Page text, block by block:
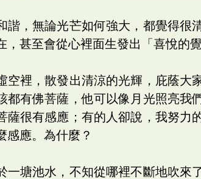
諧，無論光芒如何強大，都覺得
，甚至會從心裡面生發出「喜悅的覺
空裡，散發出清涼的光輝，庇蔭
都有佛菩薩，他可以像月光照亮我
薩很有感應；有的人卻說，我努力
感應。為什麼？
一塘池水，不知從哪裡不斷地吹來